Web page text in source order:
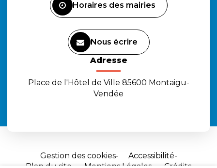
Horaires des mairies
Nous écrire
Adresse
Place de l'Hôtel de Ville 85600 Montaigu-
Vendée
Gestion des cookies
Accessibilité